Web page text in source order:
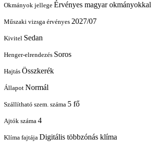
Okmányok jellege Érvényes magyar okmányokkal
Műszaki vizsga érvényes 2027/07
Kivitel Sedan
Henger-elrendezés Soros
Hajtás Összkerék
Állapot Normál
Szállítható szem. száma 5 fő
Ajtók száma 4
Klíma fajtája Digitális többzónás klíma